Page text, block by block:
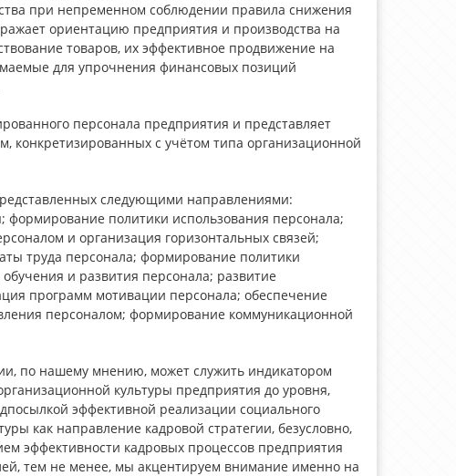
при непременном соблюдении правила снижения
ориентацию предприятия и производства на
товаров, их эффективное продвижение на
для упрочнения финансовых позиций
персонала предприятия и представляет
конкретизированных с учётом типа организационной
следующими направлениями:
политики использования персонала;
и организация горизонтальных связей;
труда персонала; формирование политики
и развития персонала; развитие
программ мотивации персонала; обеспечение
персоналом; формирование коммуникационной
по нашему мнению, может служить индикатором
культуры предприятия до уровня,
эффективной реализации социального
как направление кадровой стратегии, безусловно,
эффективности кадровых процессов предприятия
тем не менее, мы акцентируем внимание именно на